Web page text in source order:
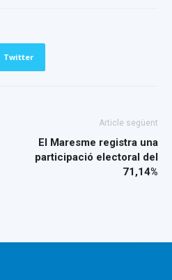
Twitter
Article següent
El Maresme registra una
participació electoral del
71,14%